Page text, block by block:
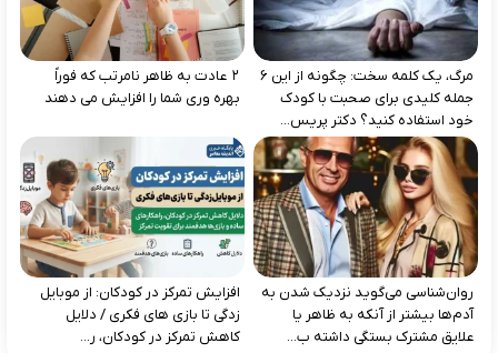
مرگ، یک کلمه سخت: چگونه از این ۶
جمله کلیدی برای صحبت با کودک
خود استفاده کنید؟ دکتر پریس...
۲ عادت به‌ ظاهر نامرتب که فوراً
بهره‌ وری شما را افزایش می‌ دهند
روان‌شناسی می‌گوید نزدیک شدن به
آدم‌ها بیشتر از آنکه به ظاهر یا
علایق مشترک بستگی داشته ب...
افزایش تمرکز در کودکان: از موبایل‌
زدگی تا بازی‌ های فکری / دلایل
کاهش تمرکز در کودکان، ر...